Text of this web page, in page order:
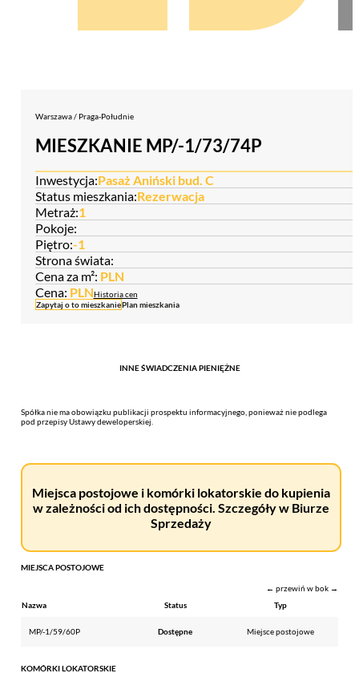
Warszawa / Praga-Południe
MIESZKANIE MP/-1/73/74P
Inwestycja:Pasaż Aniński bud. C
Status mieszkania:Rezerwacja
Metraż:1
Pokoje:
Piętro:-1
Strona świata:
Cena za m²: PLN
Cena: PLNHistoria cen
Zapytaj o to mieszkaniePlan mieszkania
INNE ŚWIADCZENIA PIENIĘŻNE
Spółka nie ma obowiązku publikacji prospektu informacyjnego, ponieważ nie podlega
pod przepisy Ustawy deweloperskiej.
Miejsca postojowe i komórki lokatorskie do kupienia
w zależności od ich dostępności. Szczegóły w Biurze
Sprzedaży
MIEJSCA POSTOJOWE
← przewiń w bok →
Nazwa
Status Typ
MP/-1/59/60P Dostępne Miejsce postojowe
KOMÓRKI LOKATORSKIE